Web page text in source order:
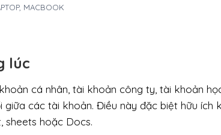
MACBOOK
lúc
cá nhân, tài khoản công ty, tài khoản
các tài khoản. Điều này đặc biệt hữu ích
sheets hoặc Docs.